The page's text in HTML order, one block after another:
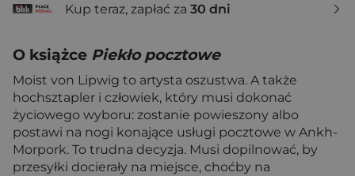
Kup teraz, zapłać za 30 dni
O książce Piekło pocztowe
Moist von Lipwig to artysta oszustwa. A także
hochsztapler i człowiek, który musi dokonać
życiowego wyboru: zostanie powieszony albo
postawi na nogi konające usługi pocztowe w Ankh-
Morpork. To trudna decyzja. Musi dopilnować, by
przesyłki docierały na miejsce, choćby na